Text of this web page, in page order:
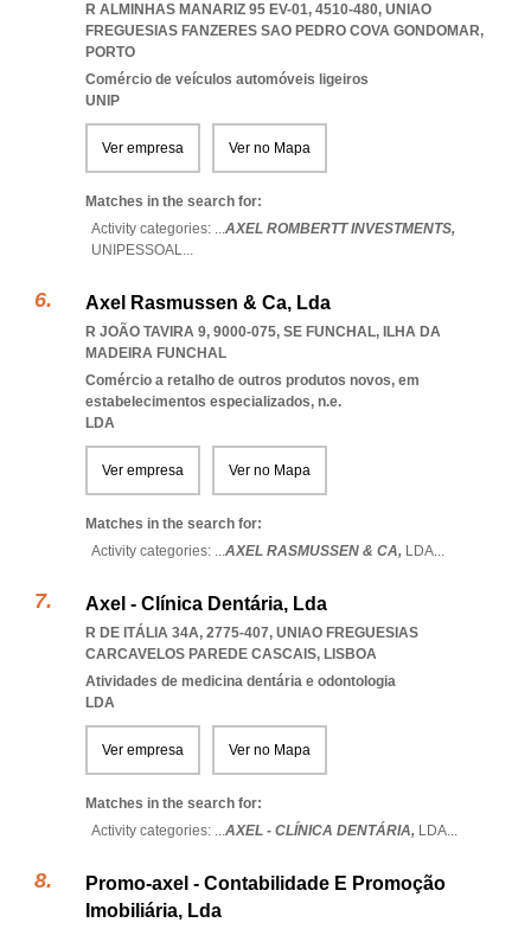
R ALMINHAS MANARIZ 95 EV-01, 4510-480, UNIAO
FREGUESIAS FANZERES SAO PEDRO COVA GONDOMAR,
PORTO
Comércio de veículos automóveis ligeiros
UNIP
Ver empresa Ver no Mapa
Matches in the search for:
Activity categories: ...AXEL ROMBERTT INVESTMENTS,
UNIPESSOAL...
Axel Rasmussen & Ca, Lda
R JOÃO TAVIRA 9, 9000-075, SE FUNCHAL, ILHA DA
MADEIRA FUNCHAL
Comércio a retalho de outros produtos novos, em
estabelecimentos especializados, n.e.
LDA
Ver empresa Ver no Mapa
Matches in the search for:
Activity categories: ...AXEL RASMUSSEN & CA, LDA...
Axel - Clínica Dentária, Lda
R DE ITÁLIA 34A, 2775-407, UNIAO FREGUESIAS
CARCAVELOS PAREDE CASCAIS, LISBOA
Atividades de medicina dentária e odontologia
LDA
Ver empresa Ver no Mapa
Matches in the search for:
Activity categories: ...AXEL - CLÍNICA DENTÁRIA, LDA...
Promo-axel - Contabilidade E Promoção
Imobiliária, Lda